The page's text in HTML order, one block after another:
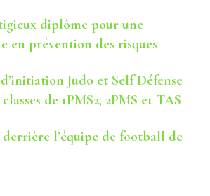
diplôme pour une
en prévention des risques
Judo et Self Défense
de 1PMS2, 2PMS et TAS
derrière l’équipe de football de